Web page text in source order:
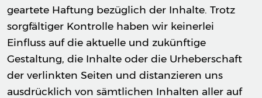
geartete Haftung bezüglich der Inhalte. Trotz
sorgfältiger Kontrolle haben wir keinerlei
Einfluss auf die aktuelle und zukünftige
Gestaltung, die Inhalte oder die Urheberschaft
der verlinkten Seiten und distanzieren uns
ausdrücklich von sämtlichen Inhalten aller auf